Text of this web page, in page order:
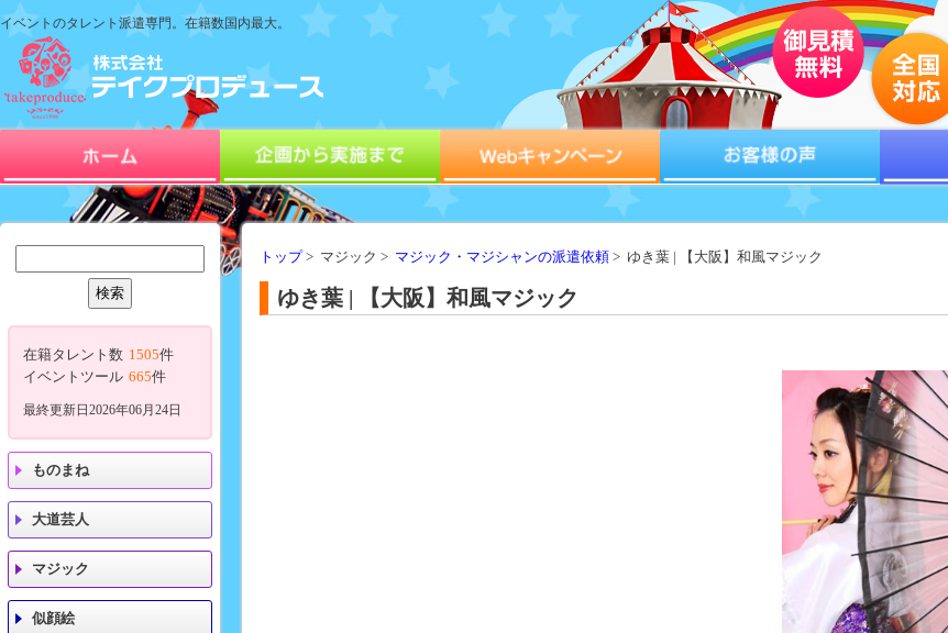
イベントのタレント派遣専門。在籍数国内最大。
トップ> マジック > マジック・マジシャンの派遣依頼 > ゆき葉 | 【大阪】和風マジック
ゆき葉 | 【大阪】和風マジック
在籍タレント数 1505件
イベントツール 665件
最終更新日2026年06月24日
ものまね
大道芸人
マジック
似顔絵